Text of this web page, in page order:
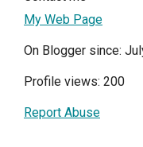
My Web Page
On Blogger since:
Profile views: 200
Report Abuse